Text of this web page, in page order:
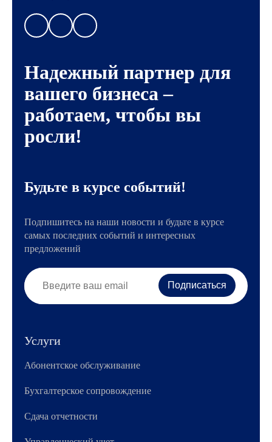
Будьте в курсе событий!
Подпишитесь на наши новости и будьте в курсе
самых последних событий и интересных
предложений
Надежный партнер для
вашего бизнеса –
работаем, чтобы вы
росли!
Услуги
Абонентское обслуживание
Бухгалтерское сопровождение
Сдача отчетности